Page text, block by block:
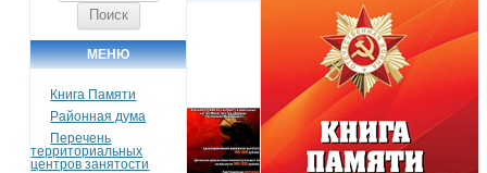
МЕНЮ
Книга Памяти
Районная дума
Перечень
территориальных
центров занятости